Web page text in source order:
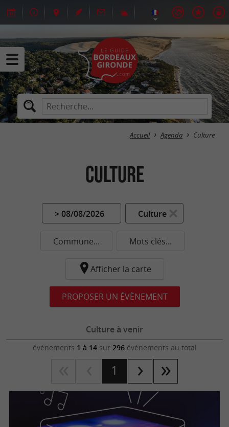
Accueil Agenda Culture
Culture
> 08/08/2026 Culture
Commune... Mots clés...
Afficher la carte
PROPOSER UN ÉVÈNEMENT
Culture à venir
évènements 1 à 14sur 296évènements au total
1